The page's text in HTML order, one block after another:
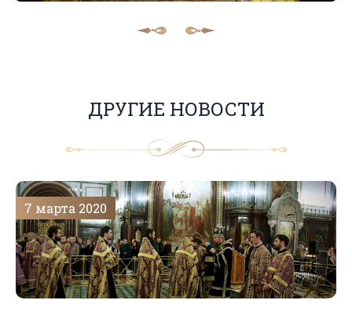
ДРУГИЕ НОВОСТИ
7 марта 2020